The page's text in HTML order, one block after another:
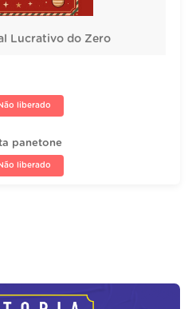
Lucrativo do Zero
Não liberado
panetone
Não liberado